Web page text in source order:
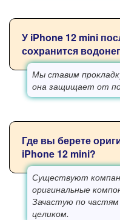
У iPhone 12 mini
сохранится
Мы ставим
она защищает от
Где вы берете
iPhone 12 mini?
Существуют
оригинальные
Зачастую по
целиком.